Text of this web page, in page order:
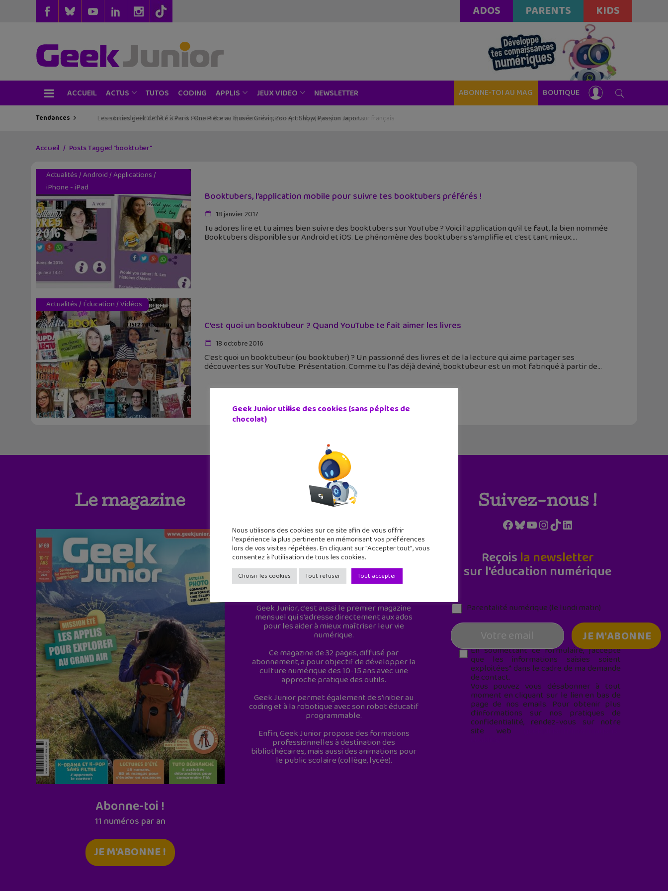
ADOS PARENTS KIDS
ACCUEIL ACTUS TUTOS CODING APPLIS JEUX VIDEO NEWSLETTER ABONNE-TOI AU MAG BOUTIQUE
Tendances Les sorties geek de l’été à Paris : One Piece au musée Grévin, Zoo Art Show, Passion Japon…
Accueil Posts Tagged "booktuber"
Actualités/Android/Applications/
iPhone - iPad
Booktubers, l’application mobile pour suivre tes booktubers préférés !
18 janvier 2017
Tu adores lire et tu aimes bien suivre des booktubers sur YouTube ? Voici l'application qu'il te faut, la bien nommée
Booktubers disponible sur Android et iOS. Le phénomène des booktubers s’amplifie et c'est tant mieux.
Actualités/ Éducation/Vidéos
C’est quoi un booktubeur ? Quand YouTube te fait aimer les livres
18 octobre 2016
C'est quoi un booktubeur (ou booktuber) ? Un passionné des livres et de la lecture qui aime partager ses
découvertes sur YouTube. Présentation. Comme tu l'as déjà deviné, booktubeur est un mot fabriqué à partir de
Le magazine
Abonne-toi !
11 numéros par an
JE M'ABONNE !
Geek Junior est le premier site de culture
Geek Junior, c’est aussi le premier magazine
mensuel qui s’adresse directement aux ados
pour les aider à mieux maîtriser leur vie
numérique.
Ce magazine de 32 pages, diffusé par
abonnement, a pour objectif de développer la
culture numérique des 10-15 ans avec une
approche pratique des outils.
Geek Junior permet également de s'initier au
coding et à la robotique avec son robot éducatif
programmable.
Enfin, Geek Junior propose des formations
professionnelles à destination des
bibliothécaires, mais aussi des animations pour
le public scolaire (collège, lycée).
Suivez-nous !
Facebook
Bluesky
YouTube
Instagram
TikTokLinkedIn
Reçois la newsletter
sur l'éducation numérique
Parentalité numérique (le lundi matin)
En soumettant ce formulaire, j’accepte
que les informations saisies soient
exploitées* dans le cadre de ma demande
de contact.
Vous pouvez vous désabonner à tout
moment en cliquant sur le lien en bas de
page de nos emails. Pour obtenir plus
d'informations sur nos pratiques de
confidentialité, rendez-vous sur notre
site web
Geek Junior utilise des cookies (sans pépites de
chocolat)
Nous utilisons des cookies sur ce site afin de vous offrir
l'expérience la plus pertinente en mémorisant vos préférences
lors de vos visites répétées. En cliquant sur "Accepter tout", vous
consentez à l'utilisation de tous les cookies.
Choisir les cookies Tout refuser Tout accepter